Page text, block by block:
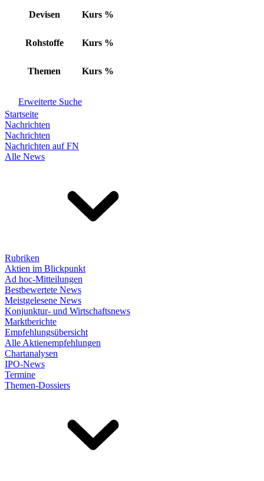
Devisen Kurs %
Rohstoffe Kurs %
Themen Kurs %
Erweiterte Suche
Startseite
Nachrichten
Nachrichten
Nachrichten auf FN
Alle News
Rubriken
Aktien im Blickpunkt
Ad hoc-Mitteilungen
Bestbewertete News
Meistgelesene News
Konjunktur- und Wirtschaftsnews
Marktberichte
Empfehlungsübersicht
Alle Aktienempfehlungen
Chartanalysen
IPO-News
Termine
Themen-Dossiers